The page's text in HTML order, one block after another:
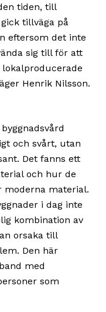
tiden, till
tillväga på
eftersom det inte
sig till för att
Henrik Nilsson.
och svårt, utan
Det fanns ett
och hur de
material.
i dag inte
kombination av
orsaka till
Den här
med
som